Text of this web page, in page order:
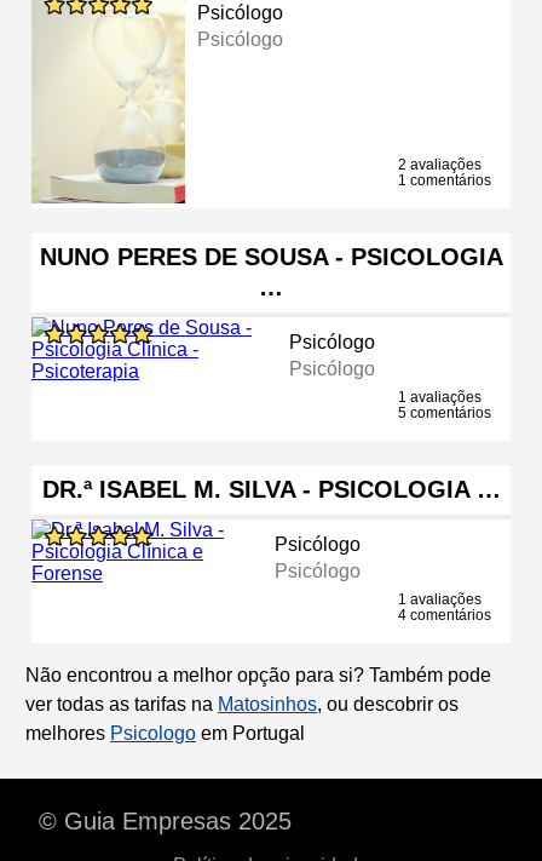
Psicólogo
Psicólogo
2 avaliações
1 comentários
NUNO PERES DE SOUSA - PSICOLOGIA
…
Psicólogo
Psicólogo
1 avaliações
5 comentários
DR.ª ISABEL M. SILVA - PSICOLOGIA …
Psicólogo
Psicólogo
1 avaliações
4 comentários
Não encontrou a melhor opção para si? Também pode
ver todas as tarifas na Matosinhos, ou descobrir os
melhores Psicologo em Portugal
© Guia Empresas 2025